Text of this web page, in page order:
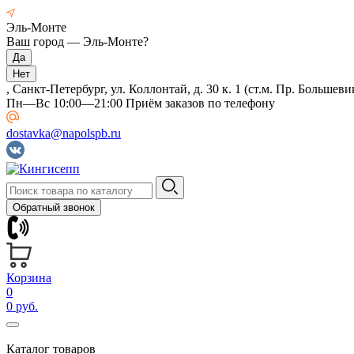
Эль-Монте
Ваш город — Эль-Монте?
, Санкт-Петербург, ул. Коллонтай, д. 30 к. 1 (ст.м. Пр.
Пн—Вс 10:00—21:00 Приём заказов по телефону
dostavka@napolspb.ru
Обратный звонок
Корзина
0
0 руб.
Каталог товаров